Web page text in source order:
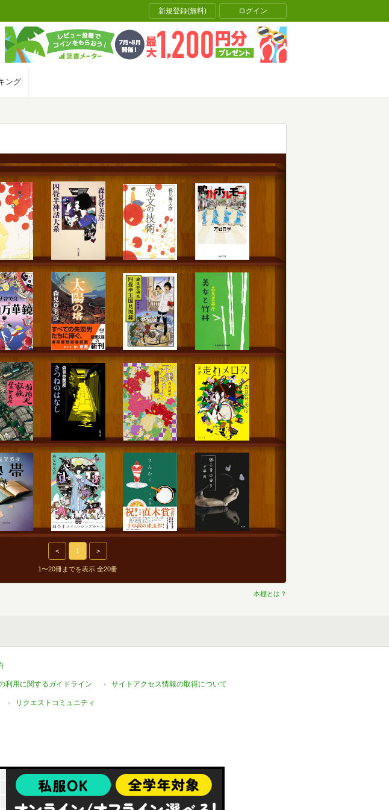
新規登録(無料) ログイン
ング
< 1 >
1〜20冊までを表示 全20冊
本棚とは？
利用に関するガイドライン サイトアクセス情報の取得について
リクエストコミュニティ